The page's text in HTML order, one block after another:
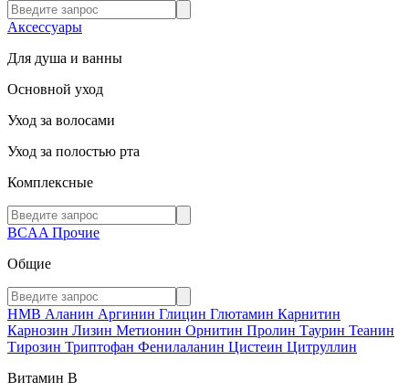
Аксессуары
Для душа и ванны
Основной уход
Уход за волосами
Уход за полостью рта
Комплексные
BCAA Прочие
Общие
HMB Аланин Аргинин Глицин Глютамин Карнитин
Карнозин Лизин Метионин Орнитин Пролин Таурин Теанин
Тирозин Триптофан Фенилаланин Цистеин Цитруллин
Витамин В